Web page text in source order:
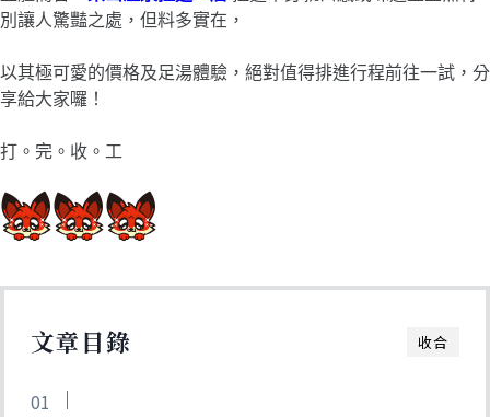
別讓人驚豔之處，但料多實在，
以其極可愛的價格及足湯體驗，絕對值得排進行程前往一試，分
享給大家囉！
打。完。收。工
收合
文章目錄